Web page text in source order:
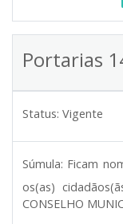
Portarias
Status: Vigente
Súmula: Ficam
os(as)
CONSELHO